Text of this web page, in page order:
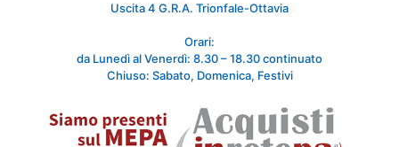
Uscita 4 G.R.A. Trionfale-Ottavia
Orari:
da Lunedì al Venerdì: 8.30 – 18.30 continuato
Chiuso: Sabato, Domenica, Festivi